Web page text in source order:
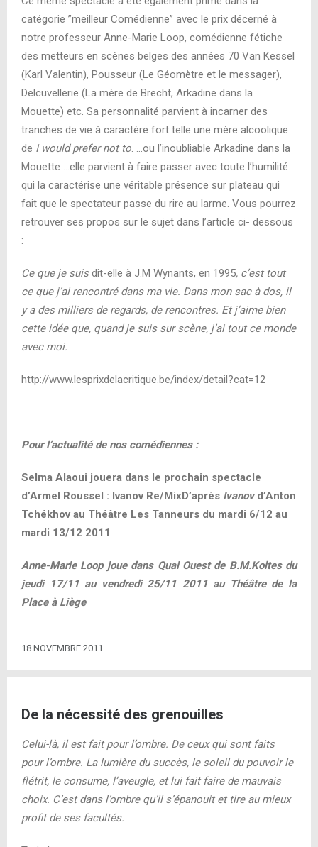
catégorie ”meilleur Comédienne” avec le prix décerné à
notre professeur Anne-Marie Loop, comédienne fétiche
des metteurs en scènes belges des années 70 Van Kessel
(Karl Valentin), Pousseur (Le Géomètre et le messager),
Delcuvellerie (La mère de Brecht, Arkadine dans la
Mouette) etc. Sa personnalité parvient à incarner des
tranches de vie à caractère fort telle une mère alcoolique
de I would prefer not to. …ou l’inoubliable Arkadine dans la
Mouette …elle parvient à faire passer avec toute l’humilité
qui la caractérise une véritable présence sur plateau qui
fait que le spectateur passe du rire au larme. Vous pourrez
retrouver ses propos sur le sujet dans l’article ci- dessous
:
Ce que je suisdit-elle à J.M Wynants, en 1995, c’est tout
ce que j’ai rencontré dans ma vie. Dans mon sac à dos, il
y a des milliers de regards, de rencontres. Et j’aime bien
cette idée que, quand je suis sur scène, j’ai tout ce monde
avec moi.
http://www.lesprixdelacritique.be/index/detail?cat=12
Pour l’actualité de nos comédiennes :
Selma Alaoui jouera dans le prochain spectacle
d’Armel Roussel : Ivanov Re/MixD’après Ivanovd’Anton
Tchékhov au Théâtre Les Tanneurs du mardi 6/12 au
mardi 13/12 2011
Anne-Marie Loop joue dans Quai Ouest de B.M.Koltes du
jeudi 17/11 au vendredi 25/11 2011 au Théâtre de la
Place à Liège
18 NOVEMBRE 2011
De la nécessité des grenouilles
Celui-là, il est fait pour l’ombre. De ceux qui sont faits
pour l’ombre. La lumière du succès, le soleil du pouvoir le
flétrit, le consume, l’aveugle, et lui fait faire de mauvais
choix. C’est dans l’ombre qu’il s’épanouit et tire au mieux
profit de ses facultés.